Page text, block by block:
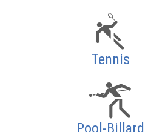
Tennis
Pool-Billard